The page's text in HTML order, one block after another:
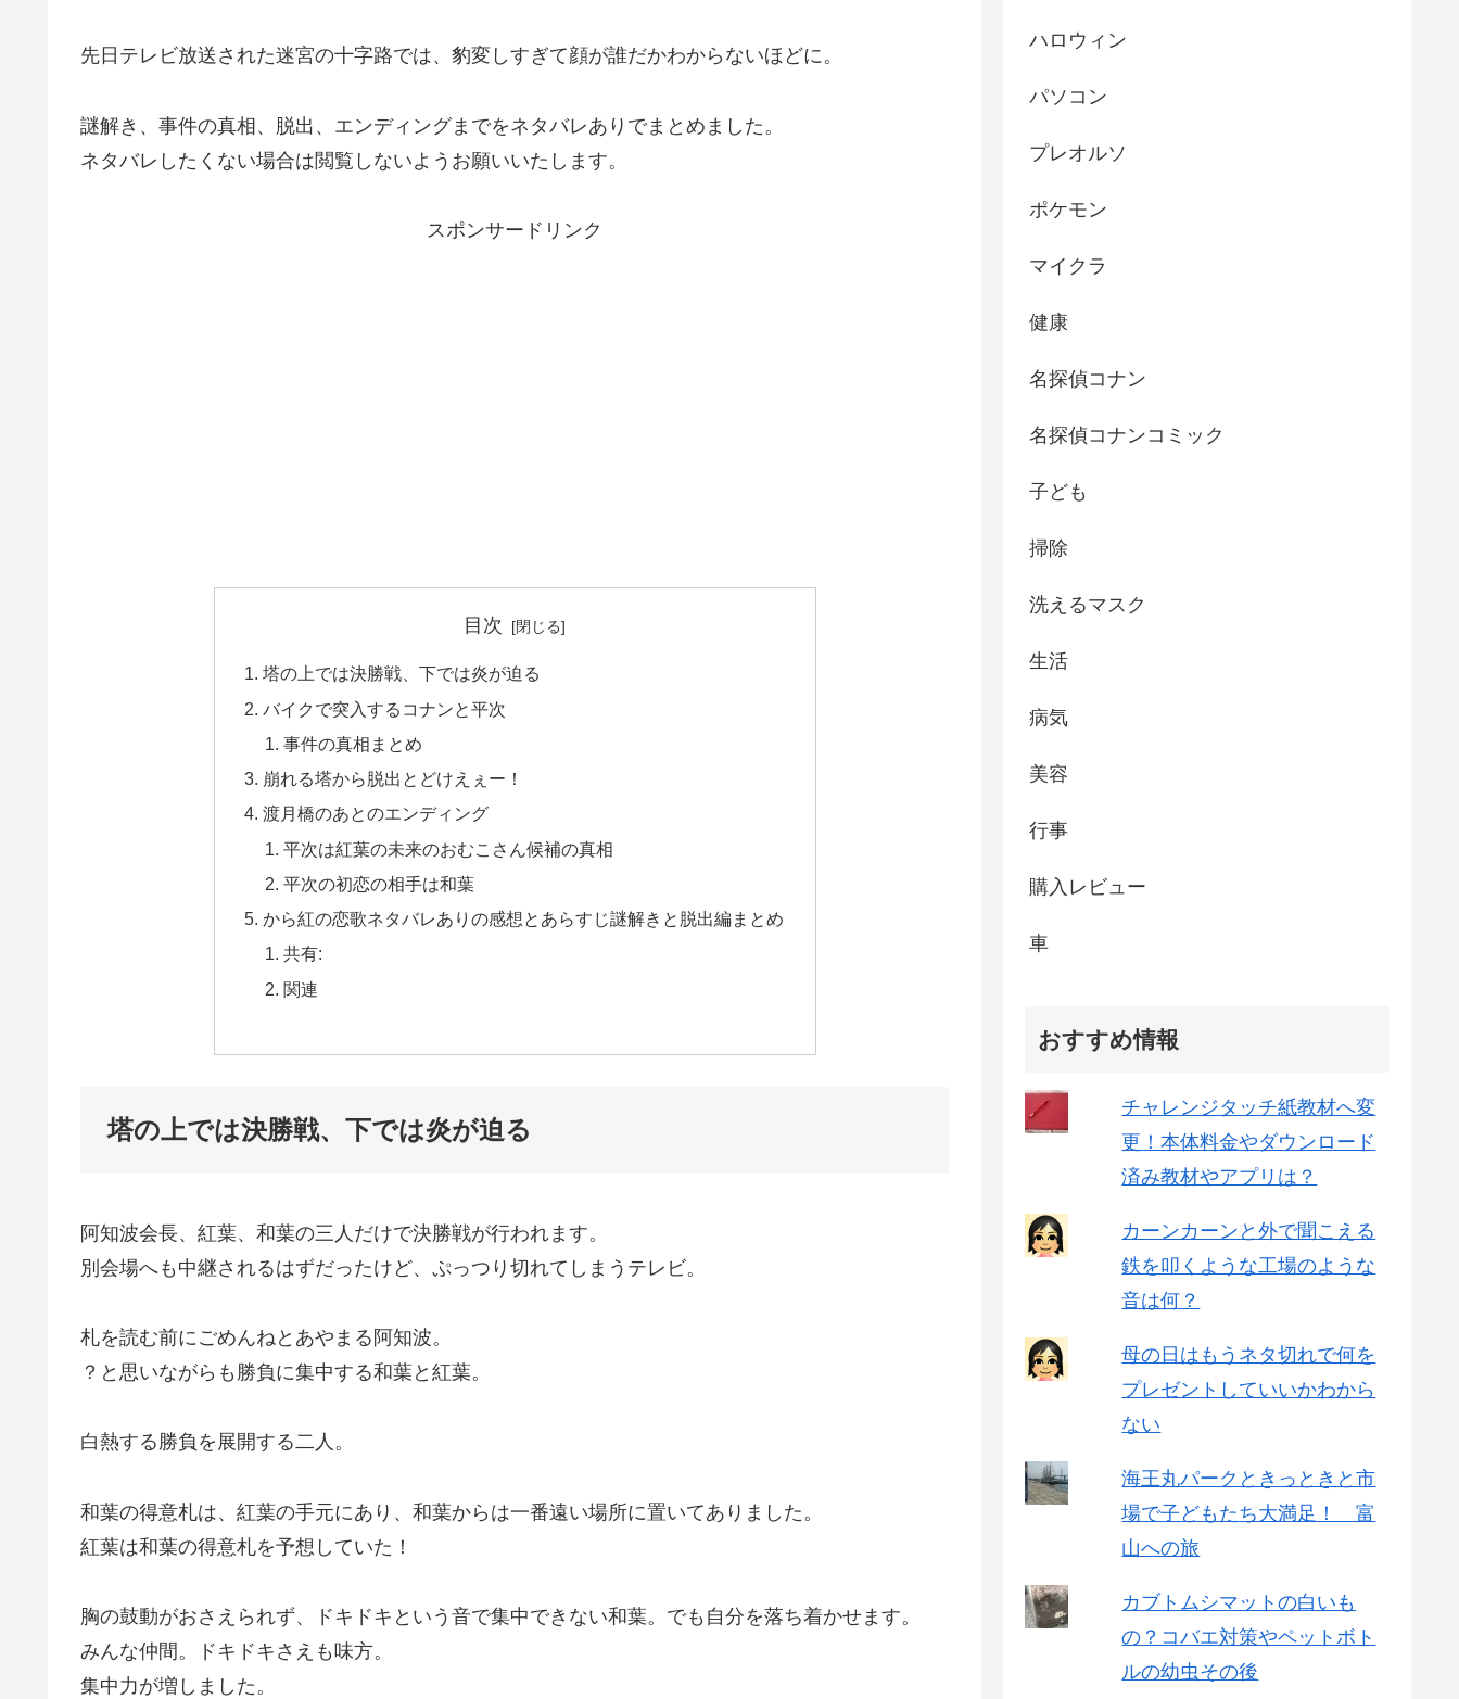
先日テレビ放送された迷宮の十字路では、豹変しすぎて顔が誰だかわからないほどに。
謎解き、事件の真相、脱出、エンディングまでをネタバレありでまとめました。
ネタバレしたくない場合は閲覧しないようお願いいたします。
スポンサードリンク
目次
塔の上では決勝戦、下では炎が迫る
バイクで突入するコナンと平次
事件の真相まとめ
崩れる塔から脱出とどけえぇー！
渡月橋のあとのエンディング
平次は紅葉の未来のおむこさん候補の真相
平次の初恋の相手は和葉
から紅の恋歌ネタバレありの感想とあらすじ謎解きと脱出編まとめ
共有:
関連
塔の上では決勝戦、下では炎が迫る
阿知波会長、紅葉、和葉の三人だけで決勝戦が行われます。
別会場へも中継されるはずだったけど、ぷっつり切れてしまうテレビ。
札を読む前にごめんねとあやまる阿知波。
？と思いながらも勝負に集中する和葉と紅葉。
白熱する勝負を展開する二人。
和葉の得意札は、紅葉の手元にあり、和葉からは一番遠い場所に置いてありました。
紅葉は和葉の得意札を予想していた！
胸の鼓動がおさえられず、ドキドキという音で集中できない和葉。でも自分を落ち着かせます。
みんな仲間。ドキドキさえも味方。
集中力が増しました。
ハロウィン
パソコン
プレオルソ
ポケモン
マイクラ
健康
名探偵コナン
名探偵コナンコミック
子ども
掃除
洗えるマスク
生活
病気
美容
行事
購入レビュー
車
おすすめ情報
チャレンジタッチ紙教材へ変
更！本体料金やダウンロード
済み教材やアプリは？
カーンカーンと外で聞こえる
鉄を叩くような工場のような
音は何？
母の日はもうネタ切れで何を
プレゼントしていいかわから
ない
海王丸パークときっときと市
場で子どもたち大満足！ 富
山への旅
カブトムシマットの白いも
の？コバエ対策やペットボト
ルの幼虫その後